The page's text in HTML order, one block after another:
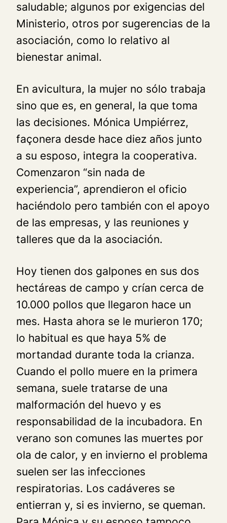
saludable; algunos por exigencias del
Ministerio, otros por sugerencias de la
asociación, como lo relativo al
bienestar animal.
En avicultura, la mujer no sólo trabaja
sino que es, en general, la que toma
las decisiones. Mónica Umpiérrez,
façonera desde hace diez años junto
a su esposo, integra la cooperativa.
Comenzaron “sin nada de
experiencia”, aprendieron el oficio
haciéndolo pero también con el apoyo
de las empresas, y las reuniones y
talleres que da la asociación.
Hoy tienen dos galpones en sus dos
hectáreas de campo y crían cerca de
10.000 pollos que llegaron hace un
mes. Hasta ahora se le murieron 170;
lo habitual es que haya 5% de
mortandad durante toda la crianza.
Cuando el pollo muere en la primera
semana, suele tratarse de una
malformación del huevo y es
responsabilidad de la incubadora. En
verano son comunes las muertes por
ola de calor, y en invierno el problema
suelen ser las infecciones
respiratorias. Los cadáveres se
entierran y, si es invierno, se queman.